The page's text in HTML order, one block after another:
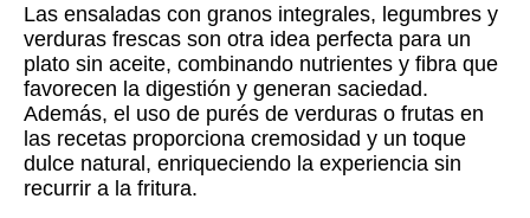
Las ensaladas con granos integrales, legumbres y
verduras frescas son otra idea perfecta para un
plato sin aceite, combinando nutrientes y fibra que
favorecen la digestión y generan saciedad.
Además, el uso de purés de verduras o frutas en
las recetas proporciona cremosidad y un toque
dulce natural, enriqueciendo la experiencia sin
recurrir a la fritura.